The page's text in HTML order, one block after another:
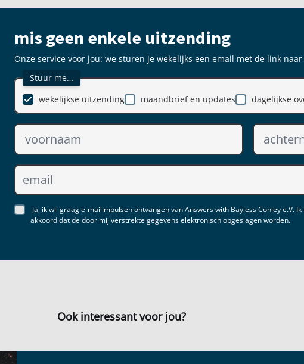
mis geen enkele uitzending
Onze service voor jou: we sturen je wekelijks een email met de link
Stuur me…
maandbrief en updates
dagelijkse
wekelijkse uitzending
Ja, ik wil graag e-mailimpulsen ontvangen van Answers with Bayless Conley e.V.
akkoord dat de door mij verstrekte gegevens elektronisch opgeslagen worden.
Ook interessant voor jou?